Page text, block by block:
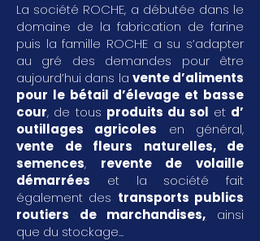
La société ROCHE, a débutée dans le
domaine de la fabrication de farine
puis la famille ROCHE a su s’adapter
au gré des demandes pour être
aujourd’hui dans la vente d’aliments
pour le bétail d’élevage et basse
cour, de tous produits du sol et d’
outillages agricoles en général,
vente de fleurs naturelles, de
semences, revente de volaille
démarrées et la société fait
également des transports publics
routiers de marchandises, ainsi
que du stockage...